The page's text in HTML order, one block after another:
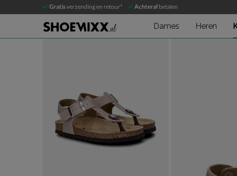
Gratisverzending en retour* Achteraf betalen
Dames Heren
Nelson Kids
Sandalen